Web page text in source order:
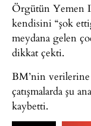
Örgütün Yemen
kendisini “şok
meydana gelen
dikkat çekti.
BM’nin verilerine
çatışmalarda şu
kaybetti.